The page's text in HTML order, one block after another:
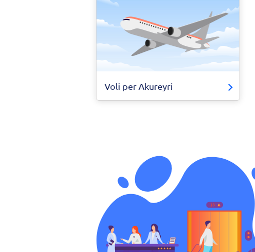
Voli per Akureyri